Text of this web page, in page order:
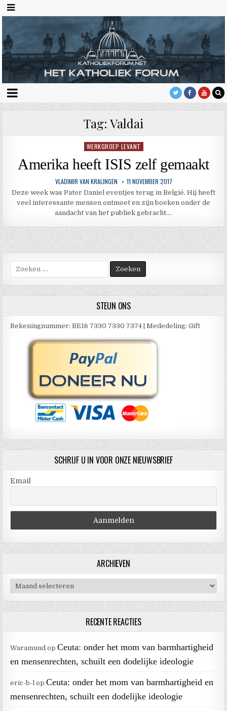
Tag: Valdai
Geplaatst
WERKGROEP LEVANT
Amerika heeft ISIS zelf gemaakt
VLADIMIR VAN KRALINGEN 11 NOVEMBER 2017
Deze week was Pater Daniel eventjes terug in België. Hij heeft
veel interessante mensen ontmoet en zijn boeken onder de
aandacht van het publiek gebracht….
naar:
STEUN ONS
Rekeningnummer: BE16 7330 7330 7374 | Mededeling: Gift
SCHRIJF U IN VOOR ONZE NIEUWSBRIEF
Email
ARCHIEVEN
Archieven
RECENTE REACTIES
Waramund opCeuta: onder het mom van barmhartigheid
en mensenrechten, schuilt een dodelijke ideologie
eric-b-l opCeuta: onder het mom van barmhartigheid en
mensenrechten, schuilt een dodelijke ideologie